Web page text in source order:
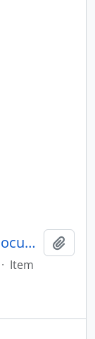
Boletim do Museu do Índio – Documentação – Nº 8
· Item